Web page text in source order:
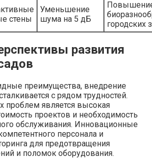
стены
Уменьшение
шума на 5 дБ
городских
развития
преимущества, внедрение
с рядом трудностей.
проблем является высокая
проектов и необходимость
обслуживания. Инновационные
персонала и
для предотвращения
и поломок оборудования.